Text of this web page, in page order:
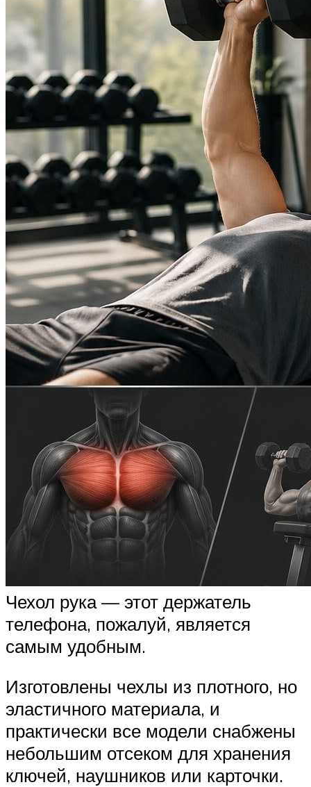
Чехол рука — этот держатель
телефона, пожалуй, является
самым удобным.
Изготовлены чехлы из плотного, но
эластичного материала, и
практически все модели снабжены
небольшим отсеком для хранения
ключей, наушников или карточки.